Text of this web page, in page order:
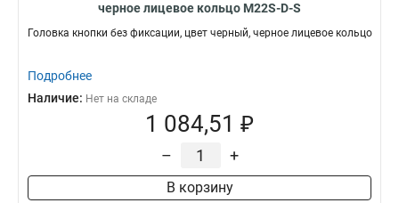
черное лицевое кольцо M22S-D-S
Головка кнопки без фиксации, цвет черный, черное лицевое кольцо
Подробнее
Наличие: Нет на складе
1 084,51 ₽
– +
В корзину